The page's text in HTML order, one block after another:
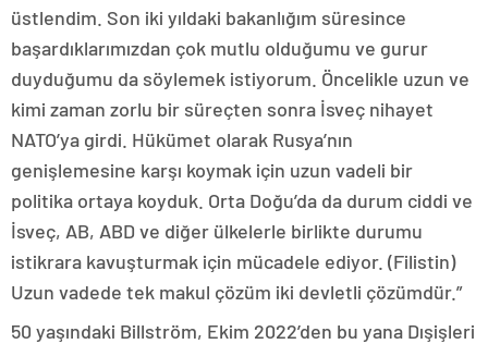
üstlendim. Son iki yıldaki bakanlığım süresince
başardıklarımızdan çok mutlu olduğumu ve gurur
duyduğumu da söylemek istiyorum. Öncelikle uzun ve
kimi zaman zorlu bir süreçten sonra İsveç nihayet
NATO’ya girdi. Hükümet olarak Rusya’nın
genişlemesine karşı koymak için uzun vadeli bir
politika ortaya koyduk. Orta Doğu’da da durum ciddi ve
İsveç, AB, ABD ve diğer ülkelerle birlikte durumu
istikrara kavuşturmak için mücadele ediyor. (Filistin)
Uzun vadede tek makul çözüm iki devletli çözümdür.”
50 yaşındaki Billström, Ekim 2022’den bu yana Dışişleri